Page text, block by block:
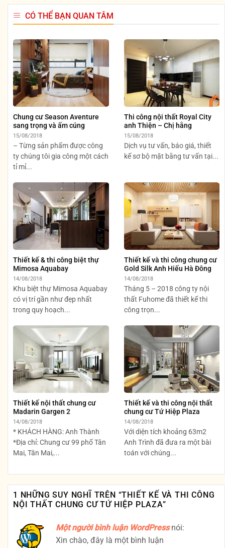
CÓ THỂ BẠN QUAN TÂM
Chung cư Season Aventure
sang trọng và ấm cúng
15/08/2018
– Từng sản phẩm được công
ty chúng tôi gia công một cách
tỉ mỉ...
Thi công nội thất Royal City
anh Thiện – Chị hằng
15/08/2018
Dịch vụ tư vấn, báo giá, thiết
kế sơ bộ mặt bằng tư vấn tại...
Thiết kế & thi công biệt thự
Mimosa Aquabay
14/08/2018
Khu biệt thự Mimosa Aquabay
có vị trí gần như đẹp nhất
trong quy hoạch...
Thiết kế và thi công chung cư
Gold Silk Anh Hiếu Hà Đông
14/08/2018
Tháng 5 – 2018 công ty nội
thất Fuhome đã thiết kế thi
công trọn...
Thiết kế nội thất chung cư
Madarin Gargen 2
14/08/2018
* KHÁCH HÀNG: Anh Thành
*Địa chỉ: Chung cư 99 phố Tân
Mai, Tân Mai,...
Thiết kế và thi công nội thất
chung cư Tứ Hiệp Plaza
14/08/2018
Với diện tích khoảng 63m2
Anh Trình đã đưa ra một bài
toán với chúng...
1 NHỮNG SUY NGHĨ TRÊN “THIẾT KẾ VÀ THI CÔNG
NỘI THẤT CHUNG CƯ TỨ HIỆP PLAZA”
Một người bình luận WordPress nói:
Xin chào, đây là một bình luận